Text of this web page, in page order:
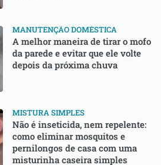
MANUTENÇÃO DOMÉSTICA
A melhor maneira de tirar o mofo
da parede e evitar que ele volte
depois da próxima chuva
MISTURA SIMPLES
Não é inseticida, nem repelente:
como eliminar mosquitos e
pernilongos de casa com uma
misturinha caseira simples